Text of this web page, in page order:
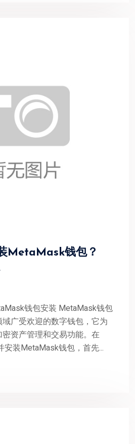
MetaMask钱包？
钱包安装 MetaMask钱包
广受欢迎的数字钱包，它为
资产管理和交易功能。在
装MetaMask钱包，首先...